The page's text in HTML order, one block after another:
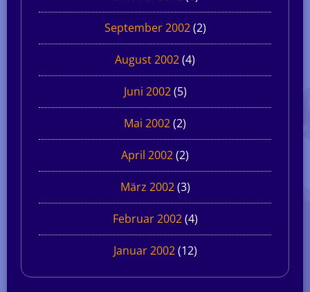
September 2002(2)
August 2002(4)
Juni 2002(5)
Mai 2002(2)
April 2002(2)
März 2002(3)
Februar 2002(4)
Januar 2002(12)